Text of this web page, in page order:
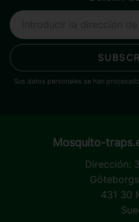
Sus datos personales se han
Mosquito-
Dirección:
431 30